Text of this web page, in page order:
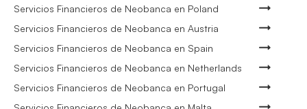
Servicios Financieros de Neobanca en Poland
Servicios Financieros de Neobanca en Austria
Servicios Financieros de Neobanca en Spain
Servicios Financieros de Neobanca en Netherlands
Servicios Financieros de Neobanca en Portugal